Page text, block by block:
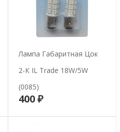
Лампа Габаритная Цок
2-К IL Trade 18W/5W
(0085)
400 ₽В корзину